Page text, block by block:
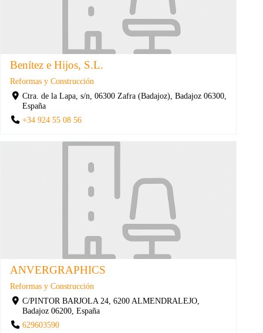
Benítez e Hijos, S.L.
Reformas y Construcción
Ctra. de la Lapa, s/n, 06300 Zafra (Badajoz), Badajoz 06300,
España
+34 924 55 08 56
ANVERGRAPHICS
Reformas y Construcción
C/PINTOR BARJOLA 24, 6200 ALMENDRALEJO,
Badajoz 06200, España
629603590